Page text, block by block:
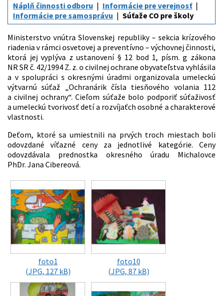
Náplň činnosti odboru
Informácie pre verejnosť
Informácie pre samosprávu
Súťaže CO pre školy
Ministerstvo vnútra Slovenskej republiky – sekcia krízového
riadenia v rámci osvetovej a preventívno – výchovnej činnosti,
ktorá jej vyplýva z ustanovení § 12 bod 1, písm. g zákona
NR SR č. 42/1994 Z. z. o civilnej ochrane obyvateľstva vyhlásila
a v spolupráci s okresnými úradmi organizovala umeleckú
výtvarnú súťaž „Ochranárik čísla tiesňového volania 112
a civilnej ochrany“. Cieľom súťaže bolo podporiť súťaživosť
a umeleckú tvorivosť detí a rozvíjaťch osobné a charakterové
vlastnosti.
Deťom, ktoré sa umiestnili na prvých troch miestach boli
odovzdané víťazné ceny za jednotlivé kategórie. Ceny
odovzdávala prednostka okresného úradu Michalovce
PhDr. Jana Cibereová.
foto1
(JPG, 127 kB)
foto10
(JPG, 87 kB)